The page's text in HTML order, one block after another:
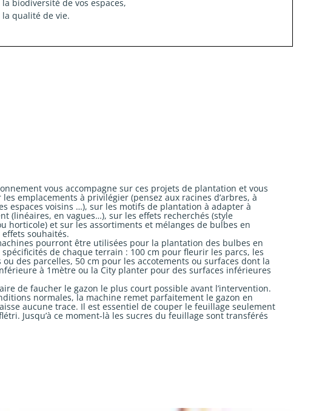
la biodiversité de vos espaces,
la qualité de vie.
vous accompagne sur ces projets de plantation et vous
emplacements à privilégier (pensez aux racines d’arbres, à
espaces voisins …), sur les motifs de plantation à adapter à
(linéaires, en vagues…), sur les effets recherchés (style
horticole) et sur les assortiments et mélanges de bulbes en
souhaités.
pourront être utilisées pour la plantation des bulbes en
de chaque terrain : 100 cm pour fleurir les parcs, les
ou des parcelles, 50 cm pour les accotements ou surfaces dont la
à 1mètre ou la City planter pour des surfaces inférieures
de faucher le gazon le plus court possible avant l’intervention.
normales, la machine remet parfaitement le gazon en
aucune trace. Il est essentiel de couper le feuillage seulement
Jusqu’à ce moment-là les sucres du feuillage sont transférés